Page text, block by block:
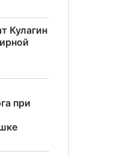
Кулагин
при